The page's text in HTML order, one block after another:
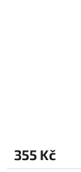
355 Kč